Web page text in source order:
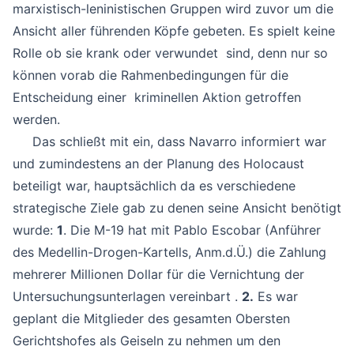
marxistisch-leninistischen Gruppen wird zuvor um die
Ansicht aller führenden Köpfe gebeten. Es spielt keine
Rolle ob sie krank oder verwundet sind, denn nur so
können vorab die Rahmenbedingungen für die
Entscheidung einer kriminellen Aktion getroffen
werden.
Das schließt mit ein, dass Navarro informiert war
und zumindestens an der Planung des Holocaust
beteiligt war, hauptsächlich da es verschiedene
strategische Ziele gab zu denen seine Ansicht benötigt
wurde: 1. Die M-19 hat mit Pablo Escobar (Anführer
des Medellin-Drogen-Kartells, Anm.d.Ü.) die Zahlung
mehrerer Millionen Dollar für die Vernichtung der
Untersuchungsunterlagen vereinbart . 2. Es war
geplant die Mitglieder des gesamten Obersten
Gerichtshofes als Geiseln zu nehmen um den